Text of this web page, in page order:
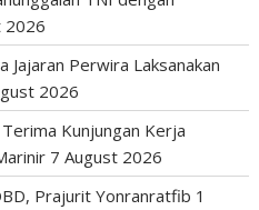
2026
Perwira Laksanakan
2026
Kunjungan Kerja
7 August 2026
Prajurit Yonranratfib 1